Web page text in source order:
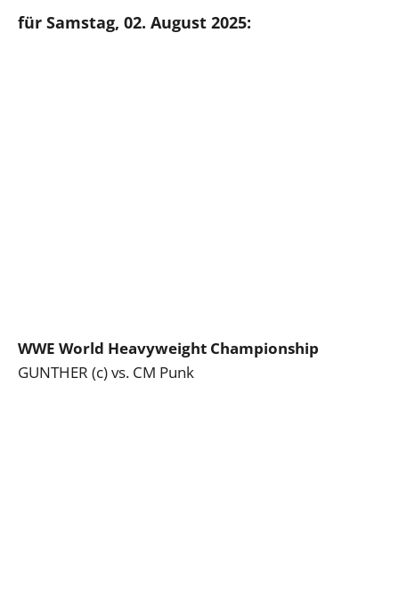
für Samstag, 02. August 2025:
WWE World Heavyweight Championship
GUNTHER (c) vs. CM Punk